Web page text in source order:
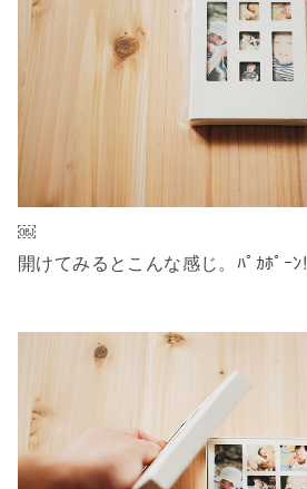
￼
開けてみるとこんな感じ。ﾊﾟｶﾎﾟｰﾝ!